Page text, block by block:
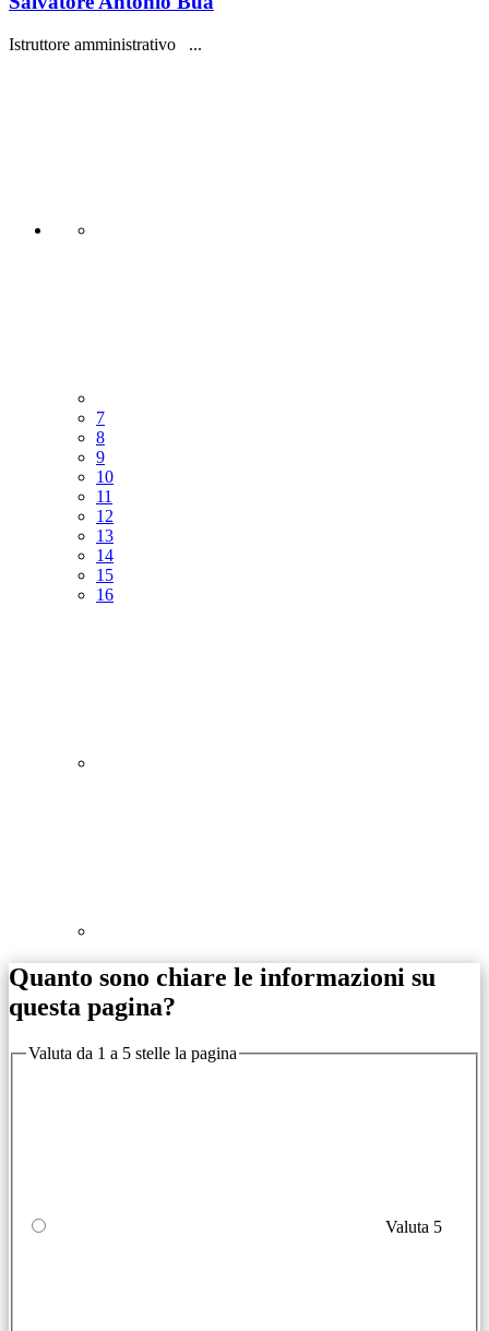
Istruttore amministrativo ...
7
8
9
10
11
12
13
14
15
16
Quanto sono chiare le informazioni su
questa pagina?
Valuta da 1 a 5 stelle la pagina
Valuta 5